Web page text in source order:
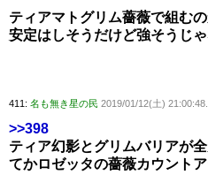
ティアマトグリム薔薇で組
安定はしそうだけど強そうじ
411: 名も無き星の民 2019/01/12(土)
>>398
ティア幻影とグリムバリアが
てかロゼッタの薔薇カウント